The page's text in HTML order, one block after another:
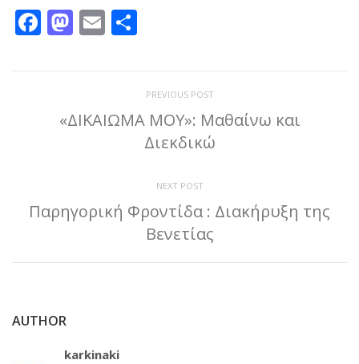
Facebook
Mastodon
Email
PREVIOUS POST
«ΔΙΚΑΙΩΜΑ ΜΟΥ»: Μαθαίνω και
Διεκδικώ
NEXT POST
Παρηγορική Φροντίδα : Διακήρυξη της
Βενετίας
AUTHOR
karkinaki